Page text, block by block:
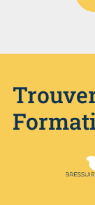
Nos centres